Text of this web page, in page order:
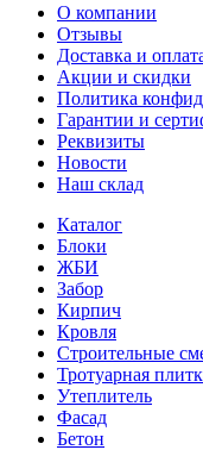
О компании
Отзывы
Доставка и
Акции и скидки
Политика
Гарантии и
Реквизиты
Новости
Наш склад
Каталог
Блоки
ЖБИ
Забор
Кирпич
Кровля
Строительные
Тротуарная
Утеплитель
Фасад
Бетон